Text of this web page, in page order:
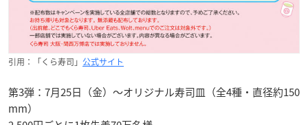
引用：「くら寿司」 公式サイト
第3弾：7月25日（金）～オリジナル寿司皿（全4種・直径約150
mm）